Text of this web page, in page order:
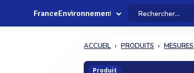
FranceEnvironnement
ACCUEIL PRODUITS MESURES
Produit